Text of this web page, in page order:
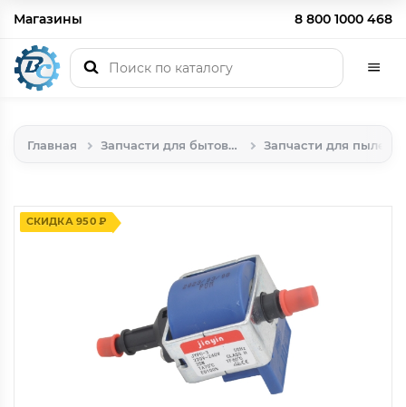
Магазины 8 800 1000 468
Главная Запчасти для бытовой техники
СКИДКА 950 ₽